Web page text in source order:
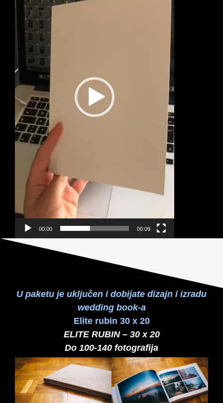
00:00 00:09
U paketu je uključen i dobijate dizajn i izradu
wedding book-a
Elite rubin 30 x 20
ELITE RUBIN – 30 x 20
Do 100-140 fotografija